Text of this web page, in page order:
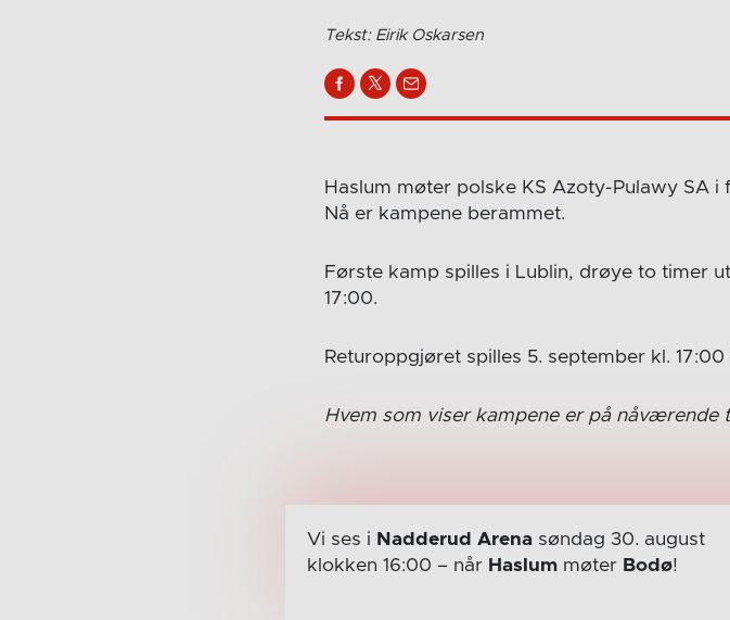
Tekst: Eirik Oskarsen
Haslum møter polske KS Azoty-Pulawy SA i
Nå er kampene berammet.
Første kamp spilles i Lublin, drøye to timer
17:00.
Returoppgjøret spilles 5. september kl.
Hvem som viser kampene er på nåværende
Vi ses i Nadderud Arenasøndag 30. august
klokken 16:00 – når Haslummøter Bodø!